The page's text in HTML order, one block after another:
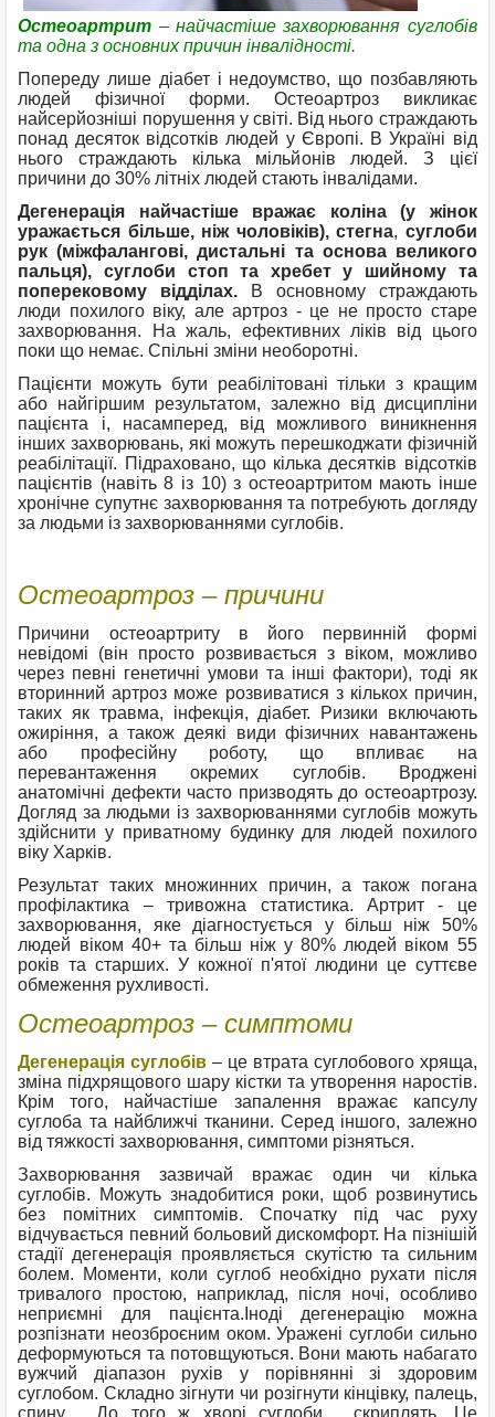
Остеоартрит – найчастіше захворювання суглобів
та одна з основних причин інвалідності.
Попереду лише діабет і недоумство, що позбавляють
людей фізичної форми. Остеоартроз викликає
найсерйозніші порушення у світі. Від нього страждають
понад десяток відсотків людей у ​​Європі. В Україні від
нього страждають кілька мільйонів людей. З цієї
причини до 30% літніх людей стають інвалідами.
Дегенерація найчастіше вражає коліна (у жінок
уражається більше, ніж чоловіків), стегна, суглоби
рук (міжфалангові, дистальні та основа великого
пальця), суглоби стоп та хребет у шийному та
поперековому відділах. В основному страждають
люди похилого віку, але артроз - це не просто старе
захворювання. На жаль, ефективних ліків від цього
поки що немає. Спільні зміни необоротні.
Пацієнти можуть бути реабілітовані тільки з кращим
або найгіршим результатом, залежно від дисципліни
пацієнта і, насамперед, від можливого виникнення
інших захворювань, які можуть перешкоджати фізичній
реабілітації. Підраховано, що кілька десятків відсотків
пацієнтів (навіть 8 із 10) з остеоартритом мають інше
хронічне супутнє захворювання та потребують догляду
за людьми із захворюваннями суглобів.
Остеоартроз – причини
Причини остеоартриту в його первинній формі
невідомі (він просто розвивається з віком, можливо
через певні генетичні умови та інші фактори), тоді як
вторинний артроз може розвиватися з кількох причин,
таких як травма, інфекція, діабет. Ризики включають
ожиріння, а також деякі види фізичних навантажень
або професійну роботу, що впливає на
перевантаження окремих суглобів. Вроджені
анатомічні дефекти часто призводять до остеоартрозу.
Догляд за людьми із захворюваннями суглобів можуть
здійснити у приватному будинку для людей похилого
віку Харків.
Результат таких множинних причин, а також погана
профілактика – тривожна статистика. Артрит - це
захворювання, яке діагностується у більш ніж 50%
людей віком 40+ та більш ніж у 80% людей віком 55
років та старших. У кожної п'ятої людини це суттєве
обмеження рухливості.
Остеоартроз – симптоми
Дегенерація суглобів – це втрата суглобового хряща,
зміна підхрящового шару кістки та утворення наростів.
Крім того, найчастіше запалення вражає капсулу
суглоба та найближчі тканини. Серед іншого, залежно
від тяжкості захворювання, симптоми різняться.
Захворювання зазвичай вражає один чи кілька
суглобів. Можуть знадобитися роки, щоб розвинутись
без помітних симптомів. Спочатку під час руху
відчувається певний больовий дискомфорт. На пізнішій
стадії дегенерація проявляється скутістю та сильним
болем. Моменти, коли суглоб необхідно рухати після
тривалого простою, наприклад, після ночі, особливо
неприємні для пацієнта.Іноді дегенерацію можна
розпізнати неозброєним оком. Уражені суглоби сильно
деформуються та потовщуються. Вони мають набагато
вужчий діапазон рухів у порівнянні зі здоровим
суглобом. Складно зігнути чи розігнути кінцівку, палець,